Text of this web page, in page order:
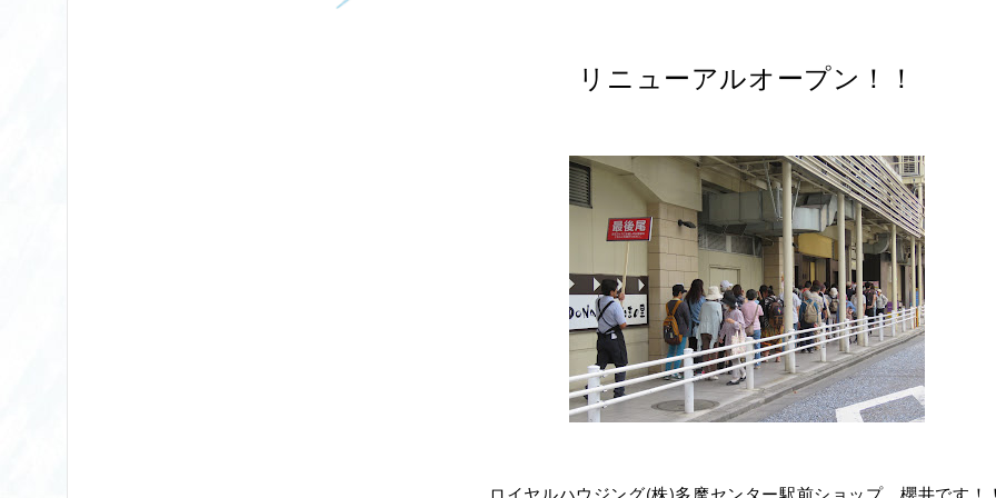
リニューアルオープン！！
ロイヤルハウジング(株)多摩センター駅前ショップ 櫻井です！